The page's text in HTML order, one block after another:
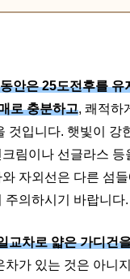
안은 25도전후를 유
로 충분하고, 쾌적하
것입니다. 햇빛이 강
림이나 선글라스 등
자외선은 다른 섬
주의하시기 바랍니다.
교차로 얇은 가디건
차가 있는 것은 아니